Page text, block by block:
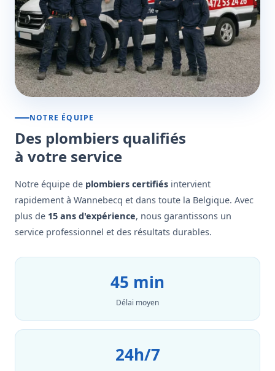
NOTRE ÉQUIPE
Des plombiers qualifiés
à votre service
Notre équipe de plombiers certifiés intervient
rapidement à Wannebecq et dans toute la Belgique. Avec
plus de 15 ans d'expérience, nous garantissons un
service professionnel et des résultats durables.
45 min
Délai moyen
24h/7